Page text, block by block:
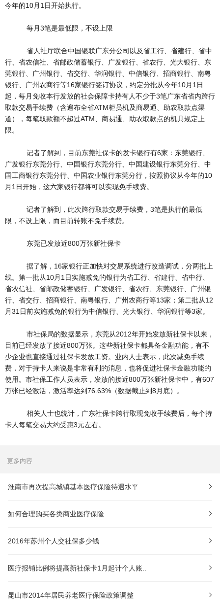
今年的10月1日开始执行。
每月3笔是最低限，不设上限
省人社厅联合中国银联广东分公司以及省工行、省建行、省中
行、省农信社、省邮政储蓄银行、广发银行、省农行、光大银行、东
莞银行、广州银行、省交行、华润银行、中信银行、招商银行、南粤
银行、广州农商行等16家银行签订协议，约定分批从今年10月1日
起，每月免收本行发放的社会保障卡持有人不少于3笔广东省省内跨行
取款交易手续费（含遍布全省ATM柜员机及商易通、助农取款点渠
道），每笔取款额不超过ATM、商易通、助农取款点的机具规定上
限。
记者了解到，目前东莞社保卡的发卡银行有6家：东莞银行、
广发银行东莞分行、中国银行东莞分行、中国建设银行东莞分行、中
国工商银行东莞分行、中国农业银行东莞分行，按照协议从今年的10
月1日开始，这六家银行都将可以实现免手续费。
记者了解到，此次跨行取款交易手续费，3笔是执行的最低
限，不设上限，而目前转账不免手续费。
东莞已发放近800万张新社保卡
据了解，16家银行正加快对交易系统进行改造调试，分两批上
线。第一批从10月1日实施减免的银行为省工行、省建行、省中行、
省农信社、省邮政储蓄银行、广发银行、省农行、东莞银行、广州银
行、省交行、招商银行、南粤银行、广州农商行等13家；第二批从12
月31日前实施减免的银行为中信银行、光大银行、华润银行等3家。
市社保局的数据显示，东莞从2012年开始发放新社保卡以来，
目前已经发放了接近800万张。这些新社保卡都具备金融功能，有不
少企业也直接通过社保卡发放工资。业内人士表示，此次减免手续
费，对于持卡人来说是非常有利的消息，也将促进社保卡金融功能的
使用。市社保工作人员表示，发放的接近800万张新社保卡中，有607
万张已经激活，激活率达到76.63%（数据截止到8月底）。
相关人士也统计，广东社保卡跨行取现免收手续费后，每个持
卡人每笔交易大约受惠3元左右。
更多内容
淮南市再次提高城镇基本医疗保险待遇水平
如何合理购买各类商业医疗保险
2016年苏州个人交社保多少钱
医疗报销比例将提高新社保卡1月起计个人账..
昆山市2014年居民养老医疗保险政策调整